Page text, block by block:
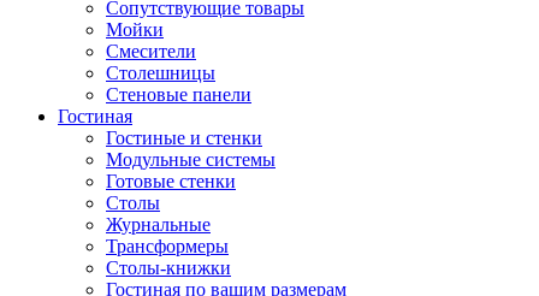
Сопутствующие товары
Мойки
Смесители
Столешницы
Стеновые панели
Гостиная
Гостиные и стенки
Модульные системы
Готовые стенки
Столы
Журнальные
Трансформеры
Столы-книжки
Гостиная по вашим размерам